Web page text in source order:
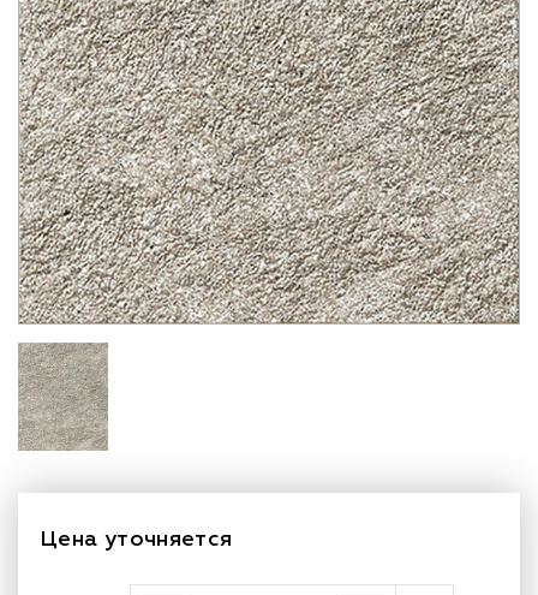
этот керамогранит идеальным выбором для
вашего интерьера.
Цена уточняется